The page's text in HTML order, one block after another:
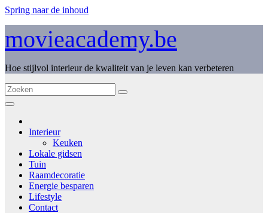
Spring naar de inhoud
movieacademy.be
Hoe stijlvol interieur de kwaliteit van je leven kan verbeteren
Interieur
Keuken
Lokale gidsen
Tuin
Raamdecoratie
Energie besparen
Lifestyle
Contact